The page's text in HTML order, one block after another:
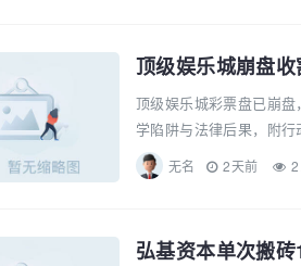
顶级娱乐城崩盘
顶级娱乐城彩票盘已崩
学陷阱与法律后果，附
无名 2天前